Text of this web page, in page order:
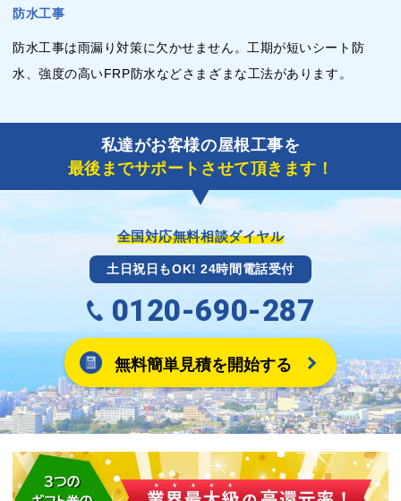
防水工事
防水工事は雨漏り対策に欠かせません。工期が短いシート防
水、強度の高いFRP防水などさまざまな工法があります。
私達がお客様の屋根工事を
最後までサポートさせて頂きます！
全国対応無料相談ダイヤル
土日祝日もOK! 24時間電話受付
0120-690-287
無料簡単見積を開始する